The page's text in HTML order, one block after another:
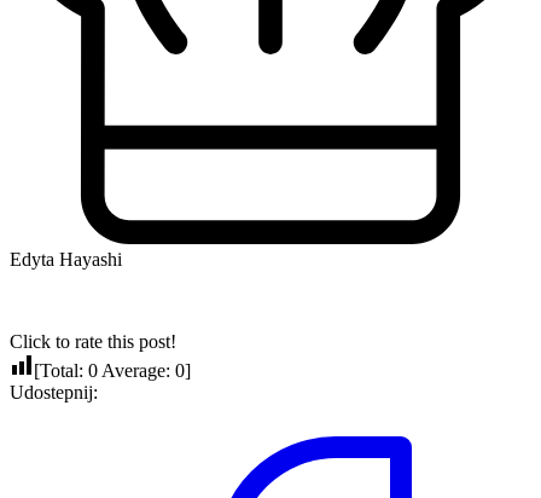
Edyta Hayashi
Click to rate this post!
[Total: 0 Average: 0]
Udostepnij: